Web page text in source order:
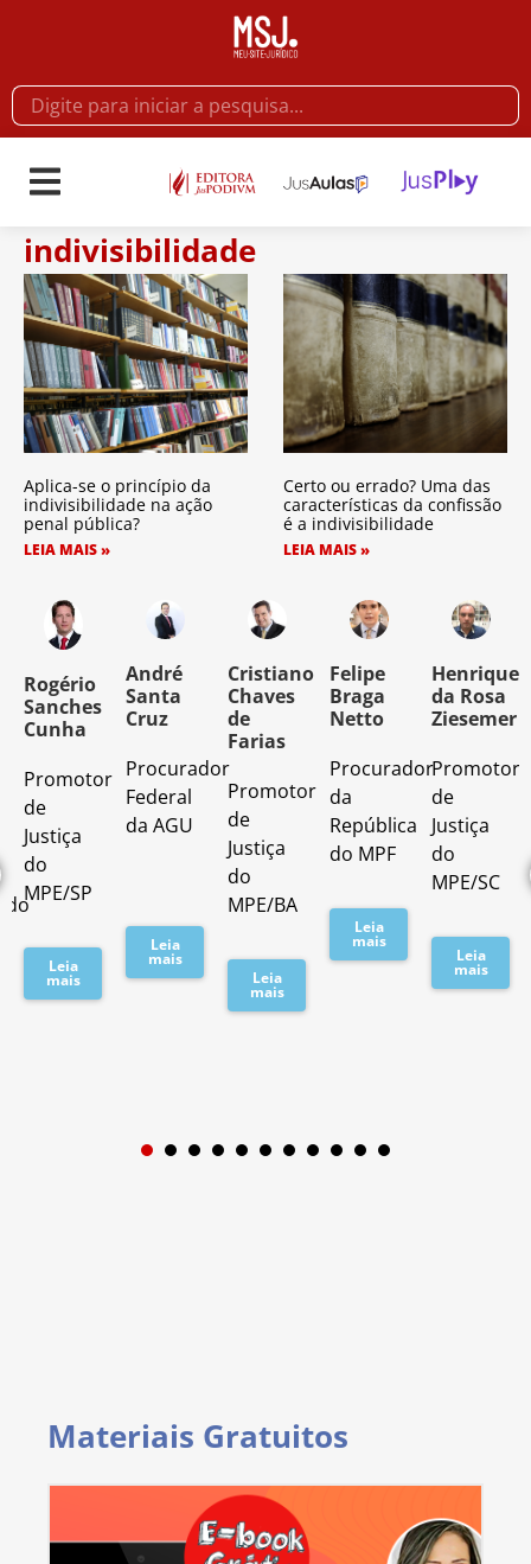
indivisibilidade
Aplica-se o princípio da
indivisibilidade na ação
penal pública?
LEIA MAIS »
Certo ou errado? Uma das
características da confissão
é a indivisibilidade
LEIA MAIS »
Rogério
Sanches
Cunha
Promotor
de
Justiça
do
MPE/SP
Leia
mais
André
Santa
Cruz
Procurador
Federal
da AGU
Leia
mais
Cristiano
Chaves
de
Farias
Promotor
de
Justiça
do
MPE/BA
Leia
mais
Felipe
Braga
Netto
Procurador
da
República
do MPF
Leia
mais
Henrique
da Rosa
Ziesemer
Promotor
de
Justiça
do
MPE/SC
Leia
mais
1 2 3
Materiais Gratuitos